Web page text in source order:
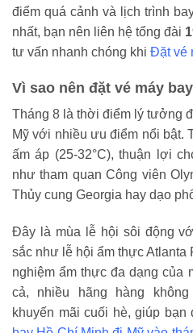
điểm quá cảnh và lịch trình
nhất, bạn nên liên hệ tổng đài
tư vấn nhanh chóng khi Đặt vé
Vì sao nên đặt vé máy
Tháng 8 là thời điểm lý tưởng
Mỹ với nhiều ưu điểm nổi bật.
ấm áp (25-32°C), thuận lợi
như tham quan Công viên
Thủy cung Georgia hay dạo
Đây là mùa lễ hội sôi động
sắc như lễ hội ẩm thực Atlanta
nghiệm ẩm thực đa dạng của
cả, nhiều hãng hàng
khuyến mãi cuối hè, giúp